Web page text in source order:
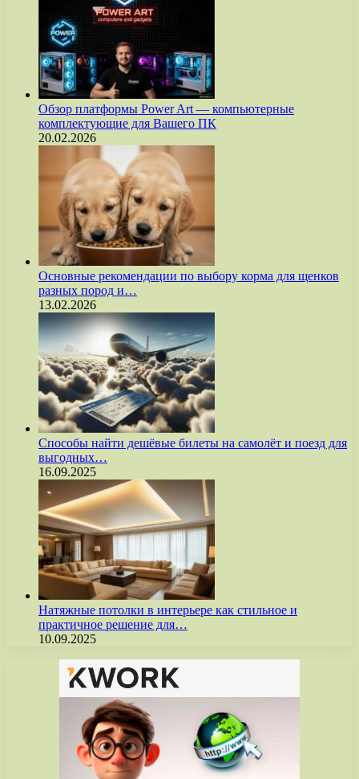
Обзор платформы Power Art — компьютерные
комплектующие для Вашего ПК
20.02.2026
Основные рекомендации по выбору корма для щенков
разных пород и…
13.02.2026
Способы найти дешёвые билеты на самолёт и поезд для
выгодных…
16.09.2025
Натяжные потолки в интерьере как стильное и
практичное решение для…
10.09.2025